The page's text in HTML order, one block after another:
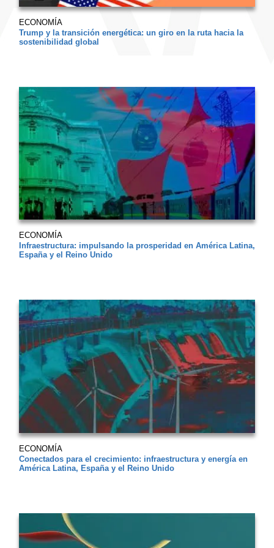
ECONOMÍA
Trump y la transición energética: un giro en la ruta hacia la
sostenibilidad global
ECONOMÍA
Infraestructura: impulsando la prosperidad en América Latina,
España y el Reino Unido
ECONOMÍA
Conectados para el crecimiento: infraestructura y energía en
América Latina, España y el Reino Unido